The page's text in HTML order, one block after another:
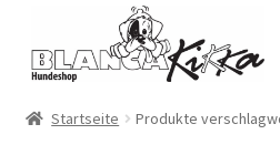
Navigation
springen
Inhalt
springen
Startseite Produkte